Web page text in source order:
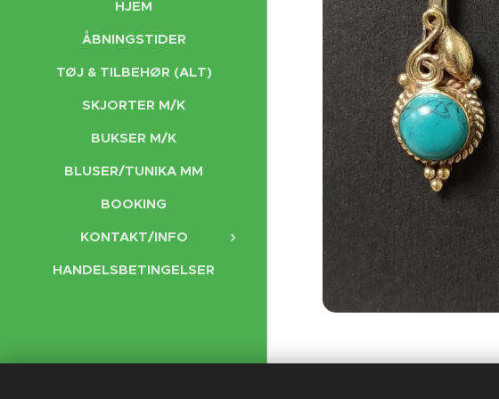
HJEM
ÅBNINGSTIDER
TØJ & TILBEHØR (ALT)
SKJORTER M/K
BUKSER M/K
BLUSER/TUNIKA MM
BOOKING
KONTAKT/INFO
HANDELSBETINGELSER